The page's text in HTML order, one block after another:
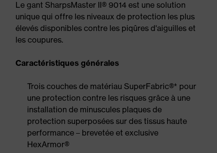
Le gant SharpsMaster II® 9014 est une solution
unique qui offre les niveaux de protection les plus
élevés disponibles contre les piqûres d'aiguilles et
les coupures.
Caractéristiques générales
Trois couches de matériau SuperFabric®* pour
une protection contre les risques grâce à une
installation de minuscules plaques de
protection superposées sur des tissus haute
performance – brevetée et exclusive
HexArmor®